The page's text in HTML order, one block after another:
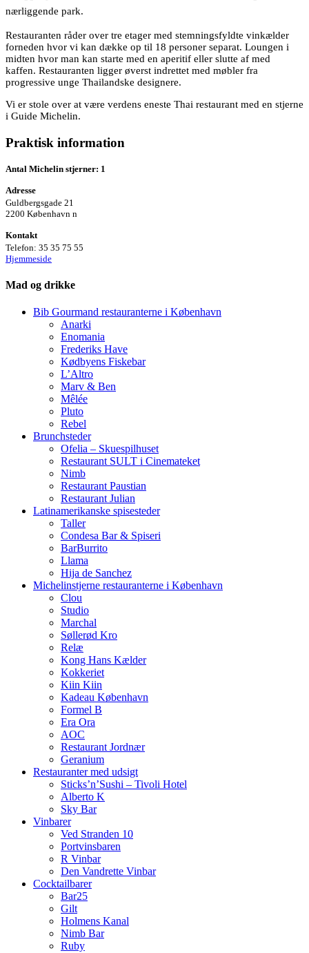
nærliggende park.
Restauranten råder over tre etager med stemningsfyldte vinkælder
forneden hvor vi kan dække op til 18 personer separat. Loungen i
midten hvor man kan starte med en aperitif eller slutte af med
kaffen. Restauranten ligger øverst indrettet med møbler fra
progressive unge Thailandske designere.
Vi er stole over at være verdens eneste Thai restaurant med en stjerne
i Guide Michelin.
Praktisk information
Antal Michelin stjerner: 1
Adresse
Guldbergsgade 21
2200 København n
Kontakt
Telefon: 35 35 75 55
Hjemmeside
Mad og drikke
Bib Gourmand restauranterne i København
Anarki
Enomania
Frederiks Have
Kødbyens Fiskebar
L’Altro
Marv & Ben
Mêlée
Pluto
Rebel
Brunchsteder
Ofelia – Skuespilhuset
Restaurant SULT i Cinemateket
Nimb
Restaurant Paustian
Restaurant Julian
Latinamerikanske spisesteder
Taller
Condesa Bar & Spiseri
BarBurrito
Llama
Hija de Sanchez
Michelinstjerne restauranterne i København
Clou
Studio
Marchal
Søllerød Kro
Relæ
Kong Hans Kælder
Kokkeriet
Kiin Kiin
Kadeau København
Formel B
Era Ora
AOC
Restaurant Jordnær
Geranium
Restauranter med udsigt
Sticks’n’Sushi – Tivoli Hotel
Alberto K
Sky Bar
Vinbarer
Ved Stranden 10
Portvinsbaren
R Vinbar
Den Vandrette Vinbar
Cocktailbarer
Bar25
Gilt
Holmens Kanal
Nimb Bar
Ruby